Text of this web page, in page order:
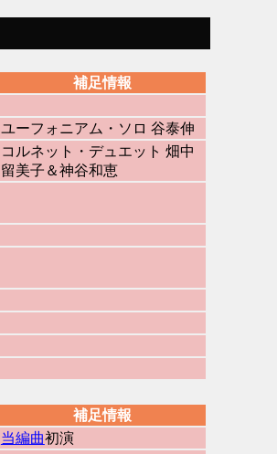
補足情報
ユーフォニアム・ソロ 谷泰伸
コルネット・デュエット 畑中
留美子＆神谷和恵
補足情報
当編曲初演